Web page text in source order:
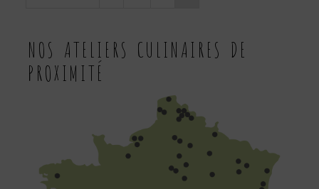
DES
PUBLICATIONS
NOS ATELIERS CULINAIRES DE
PROXIMITÉ